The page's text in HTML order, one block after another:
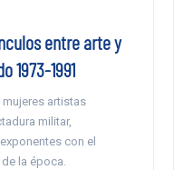
entre arte y
1973-1991
artistas
militar,
con el
la época.